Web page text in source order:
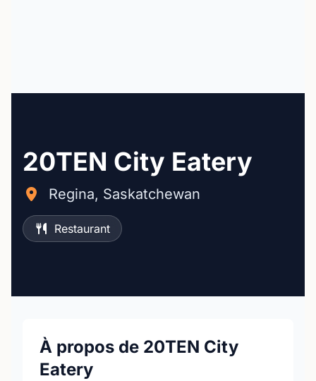
20TEN City Eatery
Regina, Saskatchewan
Restaurant
À propos de 20TEN City
Eatery